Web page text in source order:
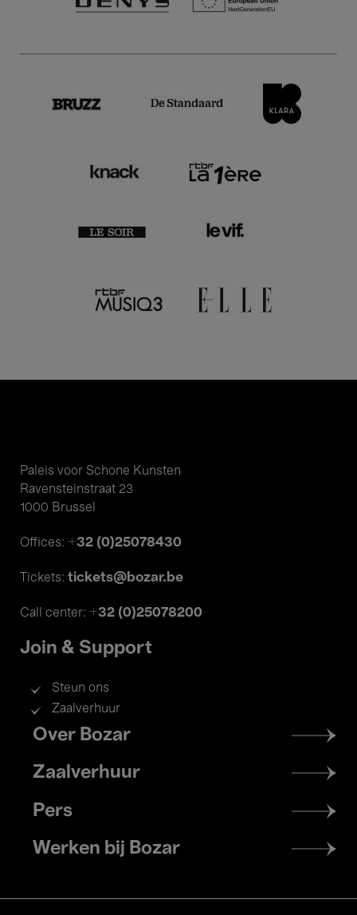
Paleis voor Schone Kunsten
Ravensteinstraat 23
1000 Brussel
Offices: +32 (0)25078430
Tickets: tickets@bozar.be
Call center: +32 (0)25078200
Join & Support
Steun ons
Zaalverhuur
Footer
menu
Over Bozar
Zaalverhuur
Pers
Werken bij Bozar